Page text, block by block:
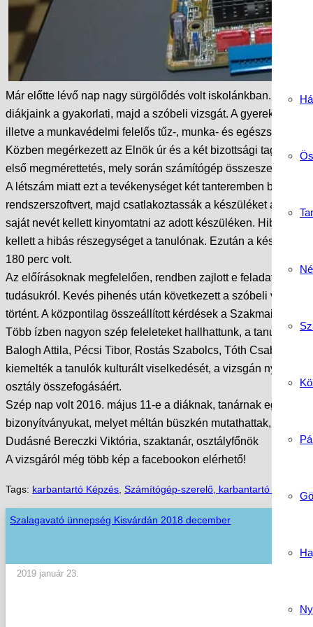
Már előtte lévő nap nagy sürgölődés volt iskolánkban. Mi,
diákjaink a gyakorlati, majd a szóbeli vizsgát. A gyerekek
illetve a munkavédelmi felelős tűz-, munka- és
Közben megérkezett az Elnök úr és a két bizottsági tag is,
első megmérettetés, mely során számítógép összeszerelése,
A létszám miatt ezt a tevékenységet két tanteremben
rendszerszoftvert, majd csatlakoztassák a készüléket a helyi
saját nevét kellett kinyomtatni az adott készüléken.
kellett a hibás részegységet a tanulónak. Ezután a készülék
180 perc volt.
Az előírásoknak megfelelően, rendben zajlott e feladat
tudásukról. Kevés pihenés után következett a szóbeli
történt. A központilag összeállított kérdések a Szakmai
Több ízben nagyon szép feleleteket hallhattunk, a tanulók
Balogh Attila, Pécsi Tibor, Rostás Szabolcs, Tóth Csaba
kiemelték a tanulók kulturált viselkedését, a vizsgán nyújtott
osztály összefogásáért.
Szép nap volt 2016. május 11-e a diáknak, tanárnak
bizonyítványukat, melyet méltán büszkén mutathattak, hogy
Dudásné Bereczki Viktória, szaktanár, osztályfőnök
A vizsgáról még több kép a facebookon elérhető!
Tags: karbantartó Képzés Számítógép-szerelő, karbantartó Képzés
Szalagavató ünnepség Kisvárdán 2018 december
2019 január 23.